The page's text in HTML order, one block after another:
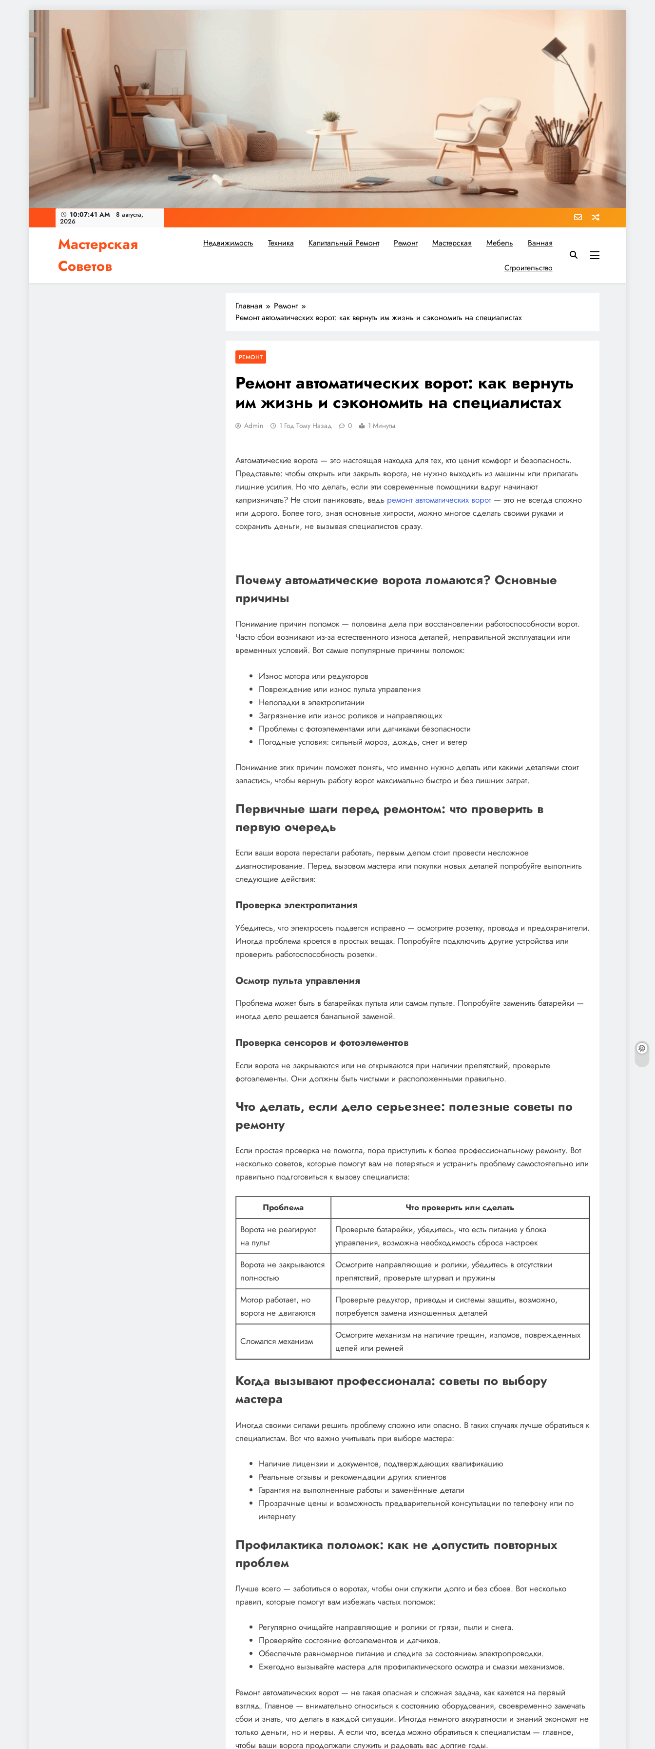
содержимому
10:07:42 AM 8 августа,
2026
Мастерская
Советов
Независимо от того, планируете ли вы небольшой ремонт или крупное строительство, в Мастерской Советов вы найдете все необходимое для реализации своих идей!
Недвижимость Техника Капитальный Ремонт Ремонт Мастерская Мебель Ванная
Строительство
Главная
Ремонт
Ремонт автоматических ворот: как вернуть им жизнь и сэкономить на специалистах
РЕМОНТ
Ремонт автоматических ворот: как вернуть
им жизнь и сэкономить на специалистах
Admin 1 Год Тому Назад 0 1 Минуты
Автоматические ворота — это настоящая находка для тех, кто ценит комфорт и безопасность.
Представьте: чтобы открыть или закрыть ворота, не нужно выходить из машины или прилагать
лишние усилия. Но что делать, если эти современные помощники вдруг начинают
капризничать? Не стоит паниковать, ведь ремонт автоматических ворот— это не всегда сложно
или дорого. Более того, зная основные хитрости, можно многое сделать своими руками и
сохранить деньги, не вызывая специалистов сразу.
Почему автоматические ворота ломаются? Основные
причины
Понимание причин поломок — половина дела при восстановлении работоспособности ворот.
Часто сбои возникают из-за естественного износа деталей, неправильной эксплуатации или
временных условий. Вот самые популярные причины поломок:
Износ мотора или редукторов
Повреждение или износ пульта управления
Неполадки в электропитании
Загрязнение или износ роликов и направляющих
Проблемы с фотоэлементами или датчиками безопасности
Погодные условия: сильный мороз, дождь, снег и ветер
Понимание этих причин поможет понять, что именно нужно делать или какими деталями стоит
запастись, чтобы вернуть работу ворот максимально быстро и без лишних затрат.
Первичные шаги перед ремонтом: что проверить в
первую очередь
Если ваши ворота перестали работать, первым делом стоит провести несложное
диагностирование. Перед вызовом мастера или покупки новых деталей попробуйте выполнить
следующие действия:
Проверка электропитания
Убедитесь, что электросеть подается исправно — осмотрите розетку, провода и предохранители.
Иногда проблема кроется в простых вещах. Попробуйте подключить другие устройства или
проверить работоспособность розетки.
Осмотр пульта управления
Проблема может быть в батарейках пульта или самом пульте. Попробуйте заменить батарейки —
иногда дело решается банальной заменой.
Проверка сенсоров и фотоэлементов
Если ворота не закрываются или не открываются при наличии препятствий, проверьте
фотоэлементы. Они должны быть чистыми и расположенными правильно.
Что делать, если дело серьезнее: полезные советы по
ремонту
Если простая проверка не помогла, пора приступить к более профессиональному ремонту. Вот
несколько советов, которые помогут вам не потеряться и устранить проблему самостоятельно или
правильно подготовиться к вызову специалиста:
Проблема
Что проверить или сделать
Ворота не реагируют
на пульт
Проверьте батарейки, убедитесь, что есть питание у блока
управления, возможна необходимость сброса настроек
Ворота не закрываются
полностью
Осмотрите направляющие и ролики, убедитесь в отсутствии
препятствий, проверьте штурвал и пружины
Мотор работает, но
ворота не двигаются
Проверьте редуктор, приводы и системы защиты, возможно,
потребуется замена изношенных деталей
Сломался механизм
Осмотрите механизм на наличие трещин, изломов, поврежденных
цепей или ремней
Когда вызывают профессионала: советы по выбору
мастера
Иногда своими силами решить проблему сложно или опасно. В таких случаях лучше обратиться к
специалистам. Вот что важно учитывать при выборе мастера:
Наличие лицензии и документов, подтверждающих квалификацию
Реальные отзывы и рекомендации других клиентов
Гарантия на выполненные работы и заменённые детали
Прозрачные цены и возможность предварительной консультации по телефону или по
интернету
Профилактика поломок: как не допустить повторных
проблем
Лучше всего — заботиться о воротах, чтобы они служили долго и без сбоев. Вот несколько
правил, которые помогут вам избежать частых поломок:
Регулярно очищайте направляющие и ролики от грязи, пыли и снега.
Проверяйте состояние фотоэлементов и датчиков.
Обеспечьте равномерное питание и следите за состоянием электропроводки.
Ежегодно вызывайте мастера для профилактического осмотра и смазки механизмов.
Ремонт автоматических ворот — не такая опасная и сложная задача, как кажется на первый
взгляд. Главное — внимательно относиться к состоянию оборудования, своевременно замечать
сбои и знать, что делать в каждой ситуации. Иногда немного аккуратности и знаний экономят не
только деньги, но и нервы. А если что, всегда можно обратиться к специалистам — главное,
чтобы ваши ворота продолжали служить и радовать вас долгие годы.